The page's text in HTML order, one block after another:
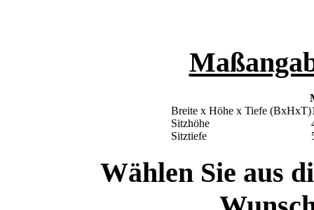
Breite x Höhe x Tiefe (BxHxT)
Sitzhöhe
Sitztiefe
Wählen Sie aus